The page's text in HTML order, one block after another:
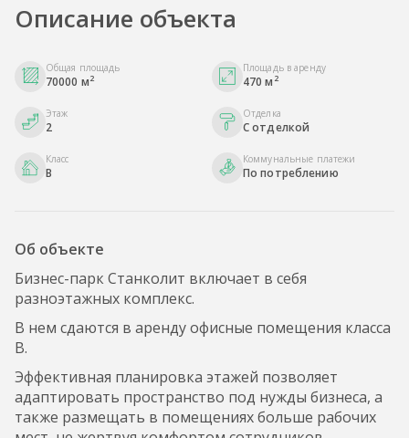
Описание объекта
Общая площадь
70000 м2
Площадь в аренду
470 м 2
Этаж
2
Отделка
С отделкой
Класс
B
Коммунальные платежи
По потреблению
Об объекте
Бизнес-парк Станколит включает в себя
разноэтажных комплекс.
В нем сдаются в аренду офисные помещения класса
B.
Эффективная планировка этажей позволяет
адаптировать пространство под нужды бизнеса, а
также размещать в помещениях больше рабочих